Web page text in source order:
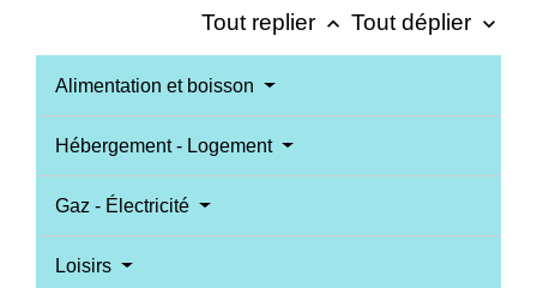
Tout replier keyboard_arrow_up Tout déplier keyboard_arrow_down
Alimentation et boisson
Hébergement - Logement
Gaz - Électricité
Loisirs